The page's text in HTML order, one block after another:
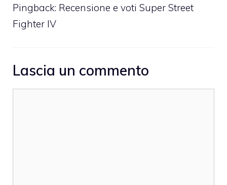
Pingback: Recensione e voti Super Street
Fighter IV
Lascia un commento